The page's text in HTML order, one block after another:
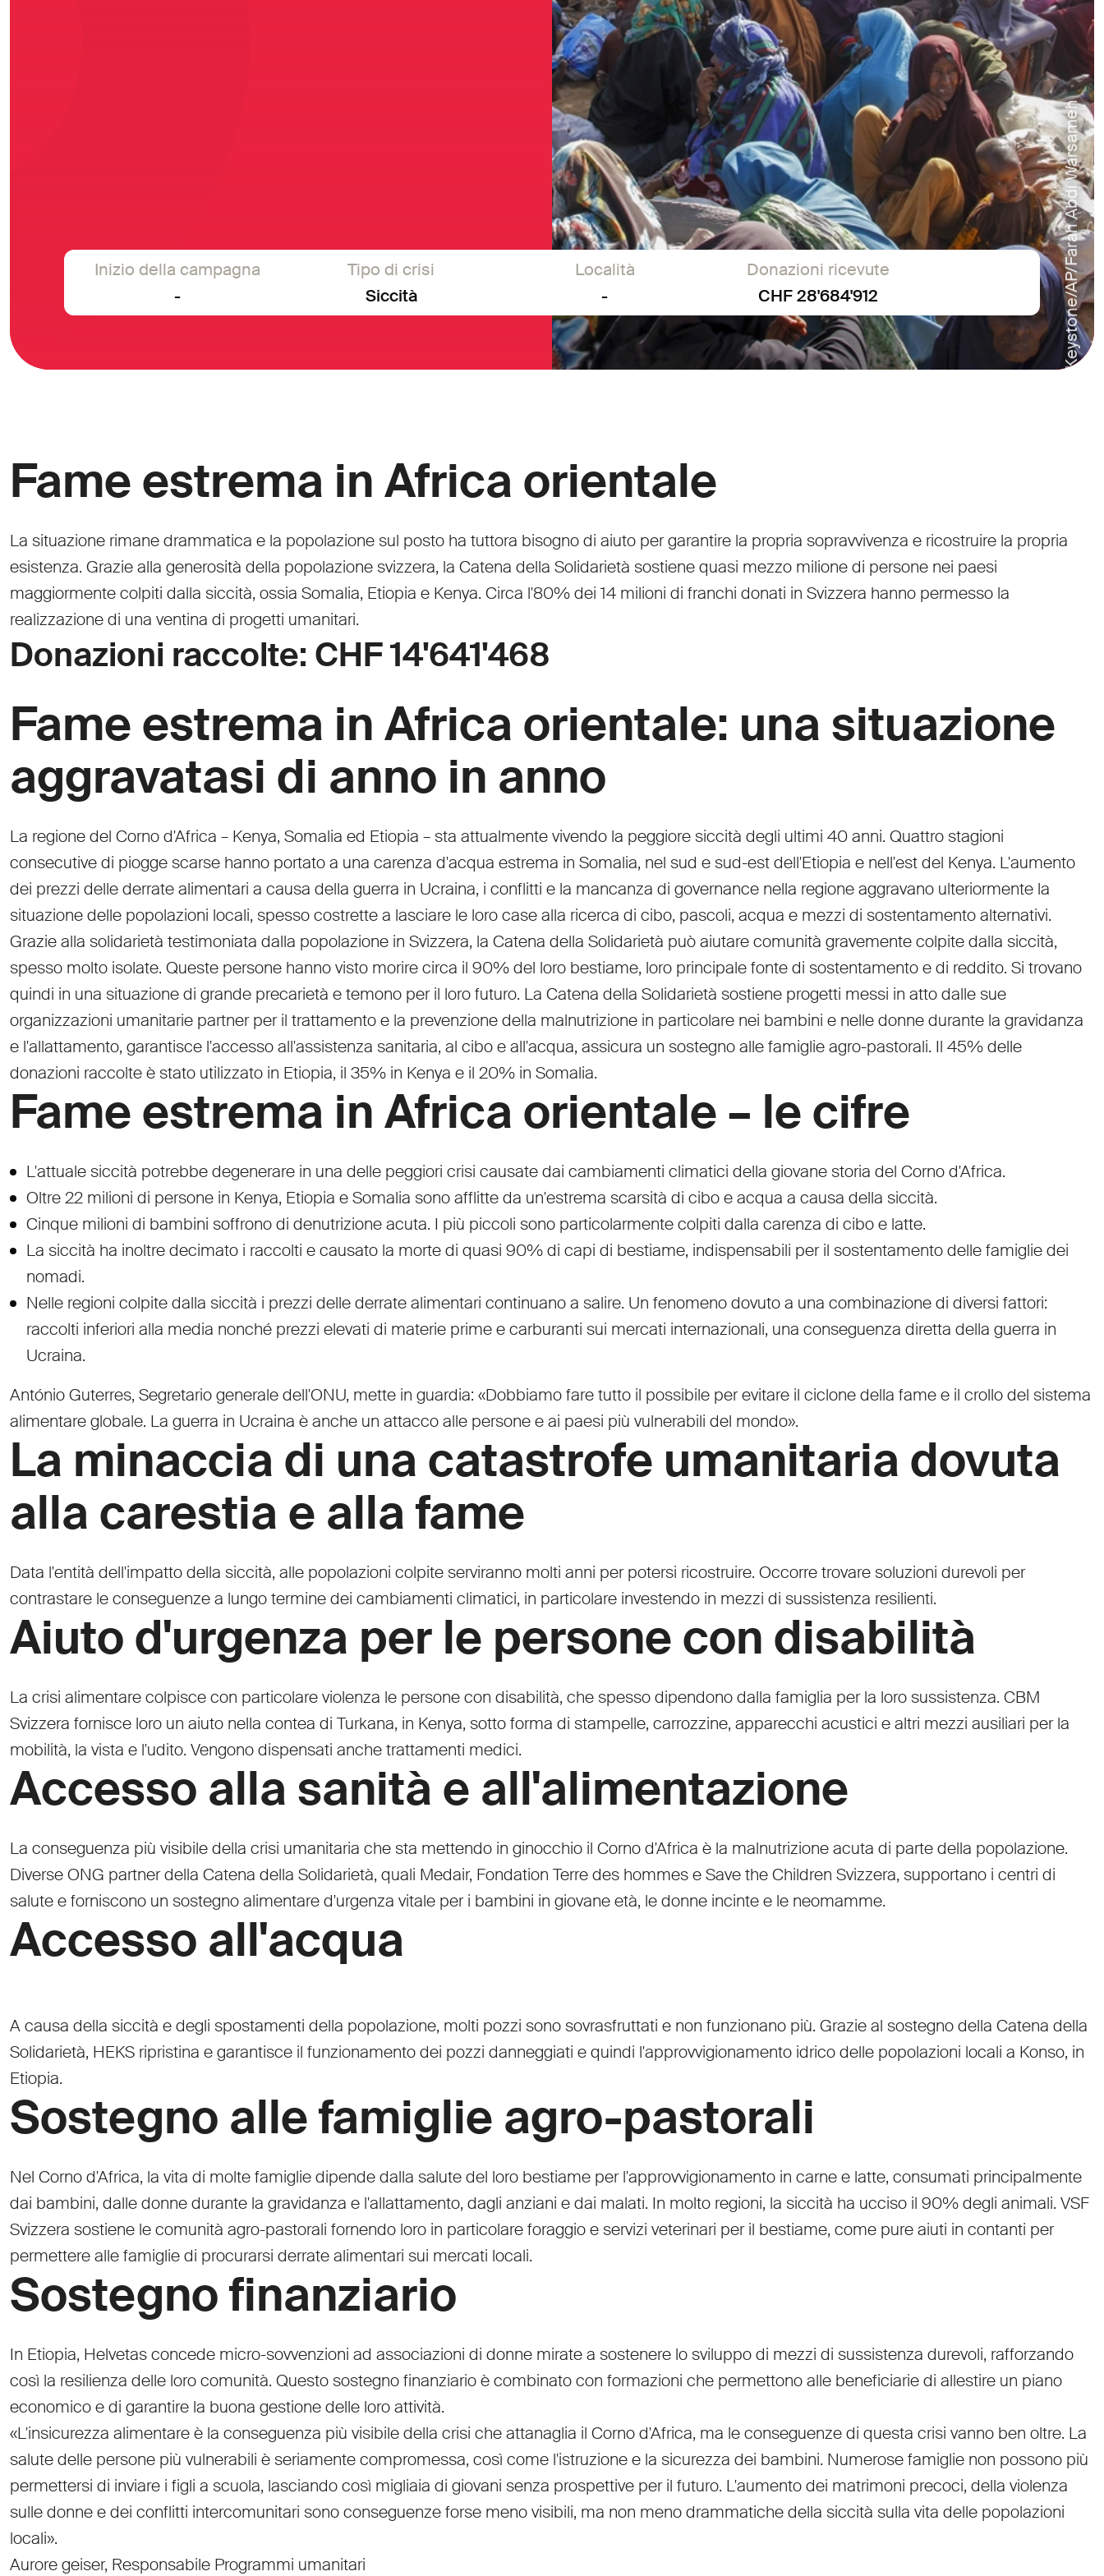
Keystone/AP/Farah Abdi Warsameh
Inizio della campagna
-
Tipo di crisi
Siccità
Località
-
Donazioni ricevute
CHF 28'684'912
Fame estrema in Africa orientale
La situazione rimane drammatica e la popolazione sul posto ha tuttora bisogno di aiuto per garantire la propria sopravvivenza e ricostruire la propria
esistenza. Grazie alla generosità della popolazione svizzera, la Catena della Solidarietà sostiene quasi mezzo milione di persone nei paesi
maggiormente colpiti dalla siccità, ossia Somalia, Etiopia e Kenya. Circa l'80% dei 14 milioni di franchi donati in Svizzera hanno permesso la
realizzazione di una ventina di progetti umanitari.
Donazioni raccolte: CHF 14'641'468
Fame estrema in Africa orientale: una situazione
aggravatasi di anno in anno
La regione del Corno d'Africa – Kenya, Somalia ed Etiopia – sta attualmente vivendo la peggiore siccità degli ultimi 40 anni. Quattro stagioni
consecutive di piogge scarse hanno portato a una carenza d'acqua estrema in Somalia, nel sud e sud-est dell'Etiopia e nell'est del Kenya. L'aumento
dei prezzi delle derrate alimentari a causa della guerra in Ucraina, i conflitti e la mancanza di governance nella regione aggravano ulteriormente la
situazione delle popolazioni locali, spesso costrette a lasciare le loro case alla ricerca di cibo, pascoli, acqua e mezzi di sostentamento alternativi.
Grazie alla solidarietà testimoniata dalla popolazione in Svizzera, la Catena della Solidarietà può aiutare comunità gravemente colpite dalla siccità,
spesso molto isolate. Queste persone hanno visto morire circa il 90% del loro bestiame, loro principale fonte di sostentamento e di reddito. Si trovano
quindi in una situazione di grande precarietà e temono per il loro futuro. La Catena della Solidarietà sostiene progetti messi in atto dalle sue
organizzazioni umanitarie partner per il trattamento e la prevenzione della malnutrizione in particolare nei bambini e nelle donne durante la gravidanza
e l'allattamento, garantisce l'accesso all'assistenza sanitaria, al cibo e all'acqua, assicura un sostegno alle famiglie agro-pastorali. Il 45% delle
donazioni raccolte è stato utilizzato in Etiopia, il 35% in Kenya e il 20% in Somalia.
Fame estrema in Africa orientale – le cifre
L'attuale siccità potrebbe degenerare in una delle peggiori crisi causate dai cambiamenti climatici della giovane storia del Corno d'Africa.
Oltre 22 milioni di persone in Kenya, Etiopia e Somalia sono afflitte da un'estrema scarsità di cibo e acqua a causa della siccità.
Cinque milioni di bambini soffrono di denutrizione acuta. I più piccoli sono particolarmente colpiti dalla carenza di cibo e latte.
La siccità ha inoltre decimato i raccolti e causato la morte di quasi 90% di capi di bestiame, indispensabili per il sostentamento delle famiglie dei
nomadi.
Nelle regioni colpite dalla siccità i prezzi delle derrate alimentari continuano a salire. Un fenomeno dovuto a una combinazione di diversi fattori:
raccolti inferiori alla media nonché prezzi elevati di materie prime e carburanti sui mercati internazionali, una conseguenza diretta della guerra in
Ucraina.
António Guterres, Segretario generale dell'ONU, mette in guardia: «Dobbiamo fare tutto il possibile per evitare il ciclone della fame e il crollo del sistema
alimentare globale. La guerra in Ucraina è anche un attacco alle persone e ai paesi più vulnerabili del mondo».
La minaccia di una catastrofe umanitaria dovuta
alla carestia e alla fame
Data l'entità dell'impatto della siccità, alle popolazioni colpite serviranno molti anni per potersi ricostruire. Occorre trovare soluzioni durevoli per
contrastare le conseguenze a lungo termine dei cambiamenti climatici, in particolare investendo in mezzi di sussistenza resilienti.
Aiuto d'urgenza per le persone con disabilità
La crisi alimentare colpisce con particolare violenza le persone con disabilità, che spesso dipendono dalla famiglia per la loro sussistenza. CBM
Svizzera fornisce loro un aiuto nella contea di Turkana, in Kenya, sotto forma di stampelle, carrozzine, apparecchi acustici e altri mezzi ausiliari per la
mobilità, la vista e l'udito. Vengono dispensati anche trattamenti medici.
Accesso alla sanità e all'alimentazione
La conseguenza più visibile della crisi umanitaria che sta mettendo in ginocchio il Corno d'Africa è la malnutrizione acuta di parte della popolazione.
Diverse ONG partner della Catena della Solidarietà, quali Medair, Fondation Terre des hommes e Save the Children Svizzera, supportano i centri di
salute e forniscono un sostegno alimentare d'urgenza vitale per i bambini in giovane età, le donne incinte e le neomamme.
Accesso all'acqua
A causa della siccità e degli spostamenti della popolazione, molti pozzi sono sovrasfruttati e non funzionano più. Grazie al sostegno della Catena della
Solidarietà, HEKS ripristina e garantisce il funzionamento dei pozzi danneggiati e quindi l'approvvigionamento idrico delle popolazioni locali a Konso, in
Etiopia.
Sostegno alle famiglie agro-pastorali
Nel Corno d'Africa, la vita di molte famiglie dipende dalla salute del loro bestiame per l'approvvigionamento in carne e latte, consumati principalmente
dai bambini, dalle donne durante la gravidanza e l'allattamento, dagli anziani e dai malati. In molto regioni, la siccità ha ucciso il 90% degli animali. VSF
Svizzera sostiene le comunità agro-pastorali fornendo loro in particolare foraggio e servizi veterinari per il bestiame, come pure aiuti in contanti per
permettere alle famiglie di procurarsi derrate alimentari sui mercati locali.
Sostegno finanziario
In Etiopia, Helvetas concede micro-sovvenzioni ad associazioni di donne mirate a sostenere lo sviluppo di mezzi di sussistenza durevoli, rafforzando
così la resilienza delle loro comunità. Questo sostegno finanziario è combinato con formazioni che permettono alle beneficiarie di allestire un piano
economico e di garantire la buona gestione delle loro attività.
«L'insicurezza alimentare è la conseguenza più visibile della crisi che attanaglia il Corno d'Africa, ma le conseguenze di questa crisi vanno ben oltre. La
salute delle persone più vulnerabili è seriamente compromessa, così come l'istruzione e la sicurezza dei bambini. Numerose famiglie non possono più
permettersi di inviare i figli a scuola, lasciando così migliaia di giovani senza prospettive per il futuro. L'aumento dei matrimoni precoci, della violenza
sulle donne e dei conflitti intercomunitari sono conseguenze forse meno visibili, ma non meno drammatiche della siccità sulla vita delle popolazioni
locali».
Aurore geiser, Responsabile Programmi umanitari